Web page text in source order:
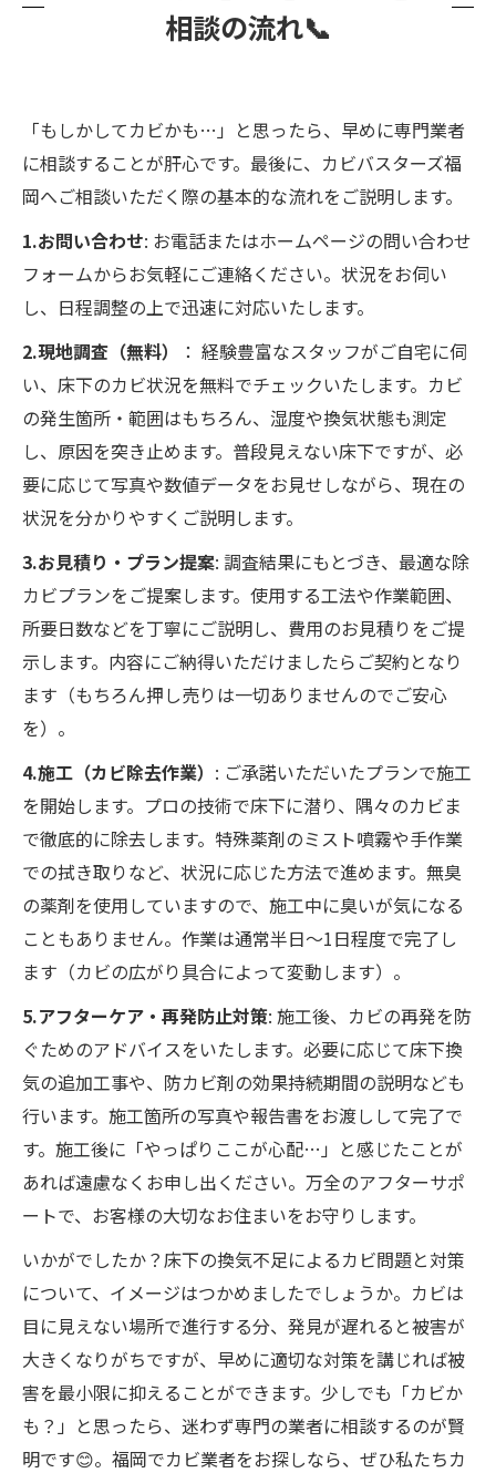
相談の流れ📞
「もしかしてカビかも…」と思ったら、早めに専門業者
に相談することが肝心です。最後に、カビバスターズ福
岡へご相談いただく際の基本的な流れをご説明します。
1.お問い合わせ: お電話またはホームページの問い合わせ
フォームからお気軽にご連絡ください。状況をお伺い
し、日程調整の上で迅速に対応いたします。
2.現地調査（無料）
： 経験豊富なスタッフがご自宅に伺
い、床下のカビ状況を無料でチェックいたします。カビ
の発生箇所・範囲はもちろん、湿度や換気状態も測定
し、原因を突き止めます。普段見えない床下ですが、必
要に応じて写真や数値データをお見せしながら、現在の
状況を分かりやすくご説明します。
3.お見積り・プラン提案: 調査結果にもとづき、最適な除
カビプランをご提案します。使用する工法や作業範囲、
所要日数などを丁寧にご説明し、費用のお見積りをご提
示します。内容にご納得いただけましたらご契約となり
ます（もちろん押し売りは一切ありませんのでご安心
を）。
4.施工（カビ除去作業） : ご承諾いただいたプランで施工
を開始します。プロの技術で床下に潜り、隅々のカビま
で徹底的に除去します。特殊薬剤のミスト噴霧や手作業
での拭き取りなど、状況に応じた方法で進めます。無臭
の薬剤を使用していますので、施工中に臭いが気になる
こともありません。作業は通常半日〜1日程度で完了し
ます（カビの広がり具合によって変動します）。
5.アフターケア・再発防止対策: 施工後、カビの再発を防
ぐためのアドバイスをいたします。必要に応じて床下換
気の追加工事や、防カビ剤の効果持続期間の説明なども
行います。施工箇所の写真や報告書をお渡しして完了で
す。施工後に「やっぱりここが心配…」と感じたことが
あれば遠慮なくお申し出ください。万全のアフターサポ
ートで、お客様の大切なお住まいをお守りします。
いかがでしたか？床下の換気不足によるカビ問題と対策
について、イメージはつかめましたでしょうか。カビは
目に見えない場所で進行する分、発見が遅れると被害が
大きくなりがちですが、早めに適切な対策を講じれば被
害を最小限に抑えることができます。少しでも「カビか
も？」と思ったら、迷わず専門の業者に相談するのが賢
明です😊。福岡でカビ業者をお探しなら、ぜひ私たちカ